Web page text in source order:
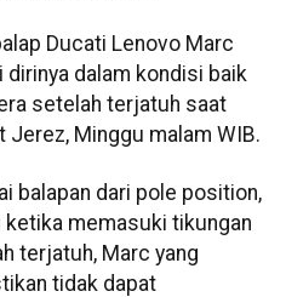
Ducati Lenovo Marc
dalam kondisi baik
setelah terjatuh saat
Jerez, Minggu malam WIB.
balapan dari pole position,
ketika memasuki tikungan
terjatuh, Marc yang
tidak dapat